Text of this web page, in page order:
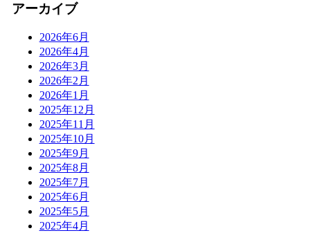
アーカイブ
2026年6月
2026年4月
2026年3月
2026年2月
2026年1月
2025年12月
2025年11月
2025年10月
2025年9月
2025年8月
2025年7月
2025年6月
2025年5月
2025年4月